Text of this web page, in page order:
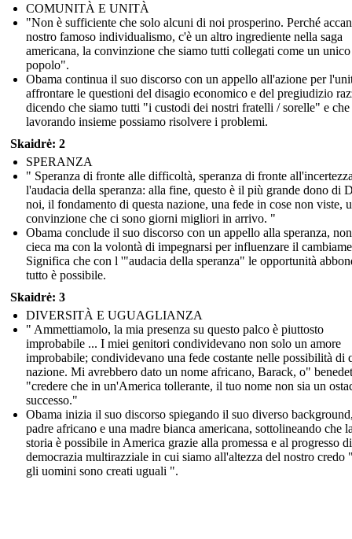
COMUNITÀ E UNITÀ
"Non è sufficiente che solo alcuni di noi prosperino. Perché
nostro famoso individualismo, c'è un altro ingrediente nella saga
americana, la convinzione che siamo tutti collegati come un unico
popolo".
Obama continua il suo discorso con un appello all'azione per
affrontare le questioni del disagio economico e del pregiudizio
dicendo che siamo tutti "i custodi dei nostri fratelli / sorelle" e che
lavorando insieme possiamo risolvere i problemi.
Skaidrė: 2
SPERANZA
" Speranza di fronte alle difficoltà, speranza di fronte
l'audacia della speranza: alla fine, questo è il più grande dono di
noi, il fondamento di questa nazione, una fede in cose non viste,
convinzione che ci sono giorni migliori in arrivo. "
Obama conclude il suo discorso con un appello alla speranza,
cieca ma con la volontà di impegnarsi per influenzare il
Significa che con l '"audacia della speranza" le opportunità
tutto è possibile.
Skaidrė: 3
DIVERSITÀ E UGUAGLIANZA
" Ammettiamolo, la mia presenza su questo palco è piuttosto
improbabile ... I miei genitori condividevano non solo un amore
improbabile; condividevano una fede costante nelle possibilità di
nazione. Mi avrebbero dato un nome africano, Barack, o"
"credere che in un'America tollerante, il tuo nome non sia un
successo."
Obama inizia il suo discorso spiegando il suo diverso
padre africano e una madre bianca americana, sottolineando che
storia è possibile in America grazie alla promessa e al progresso
democrazia multirazziale in cui siamo all'altezza del nostro credo
gli uomini sono creati uguali ".